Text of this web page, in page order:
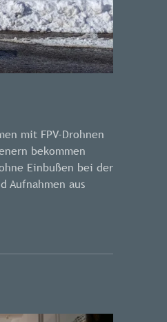
mit FPV-Drohnen
bekommen
Einbußen bei der
Aufnahmen aus